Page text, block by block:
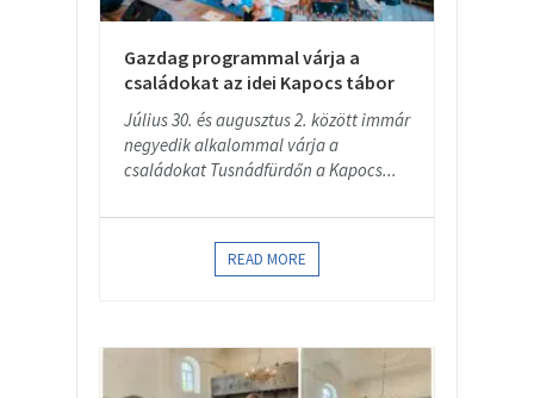
Gazdag programmal várja a
családokat az idei Kapocs tábor
Július 30. és augusztus 2. között immár
negyedik alkalommal várja a
családokat Tusnádfürdőn a Kapocs...
READ MORE